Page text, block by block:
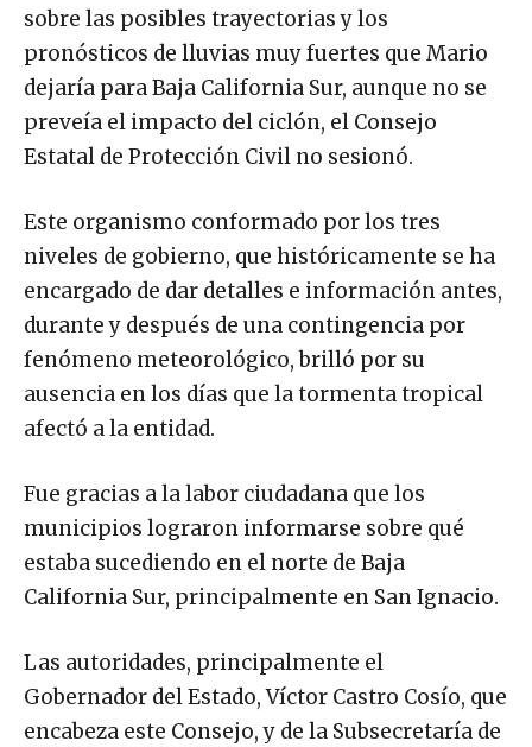
sobre las posibles trayectorias y los
pronósticos de lluvias muy fuertes que Mario
dejaría para Baja California Sur, aunque no se
preveía el impacto del ciclón, el Consejo
Estatal de Protección Civil no sesionó.
Este organismo conformado por los tres
niveles de gobierno, que históricamente se ha
encargado de dar detalles e información antes,
durante y después de una contingencia por
fenómeno meteorológico, brilló por su
ausencia en los días que la tormenta tropical
afectó a la entidad.
Fue gracias a la labor ciudadana que los
municipios lograron informarse sobre qué
estaba sucediendo en el norte de Baja
California Sur, principalmente en San Ignacio.
Las autoridades, principalmente el
Gobernador del Estado, Víctor Castro Cosío, que
encabeza este Consejo, y de la Subsecretaría de